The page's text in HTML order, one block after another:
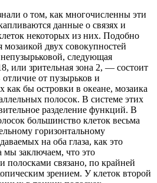
о том, как многочисленны эти
данные о связях и
некоторых из них. Подобно
мозаикой двух совокупностей
следующая
или зрительная зона 2, — состоит
от пузырьков и
как бы островки в океане, мозаика
полосок. В системе этих
разделение функций. В
большинство клеток весьма
горизонтальному
на оба глаза, как это
мы заключаем, что это
полосками связано, по крайней
зрением. У клеток второй